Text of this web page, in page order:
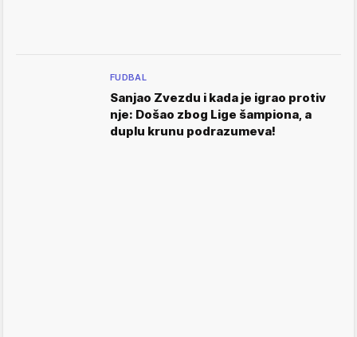
FUDBAL
Sanjao Zvezdu i kada je igrao protiv
nje: Došao zbog Lige šampiona, a
duplu krunu podrazumeva!